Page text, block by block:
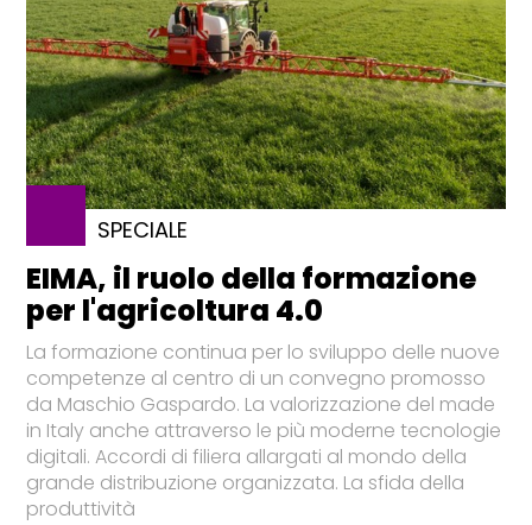
SPECIALE
EIMA, il ruolo della formazione
per l'agricoltura 4.0
La formazione continua per lo sviluppo delle nuove
competenze al centro di un convegno promosso
da Maschio Gaspardo. La valorizzazione del made
in Italy anche attraverso le più moderne tecnologie
digitali. Accordi di filiera allargati al mondo della
grande distribuzione organizzata. La sfida della
produttività